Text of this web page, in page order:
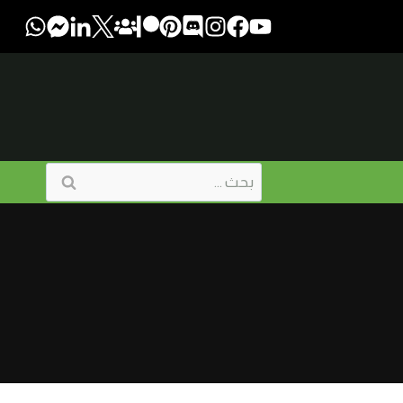
البحث
عن: